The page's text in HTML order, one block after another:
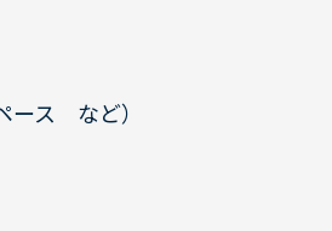
ース など）